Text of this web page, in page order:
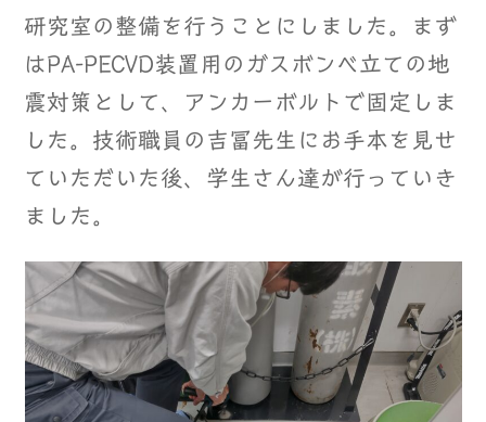
研究室の整備を行うことにしました。まず
はPA-PECVD装置用のガスボンベ立ての地
震対策として、アンカーボルトで固定しま
した。技術職員の吉冨先生にお手本を見せ
ていただいた後、学生さん達が行っていき
ました。